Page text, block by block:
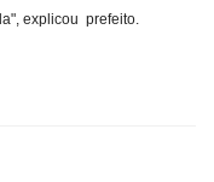
explicou prefeito.